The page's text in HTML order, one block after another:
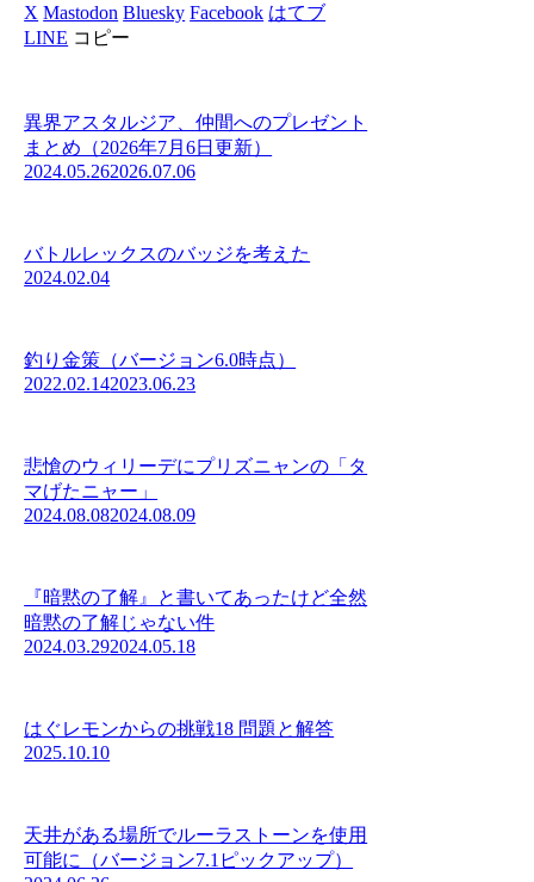
X Mastodon Bluesky Facebook はてブ
LINE コピー
異界アスタルジア、仲間へのプレゼント
まとめ（2026年7月6日更新）
2024.05.262026.07.06
バトルレックスのバッジを考えた
2024.02.04
釣り金策（バージョン6.0時点）
2022.02.142023.06.23
悲愴のウィリーデにプリズニャンの「タ
マげたニャー」
2024.08.082024.08.09
『暗黙の了解』と書いてあったけど全然
暗黙の了解じゃない件
2024.03.292024.05.18
はぐレモンからの挑戦18 問題と解答
2025.10.10
天井がある場所でルーラストーンを使用
可能に（バージョン7.1ピックアップ）